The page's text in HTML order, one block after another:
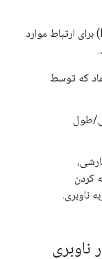
از کیت توسعه نرم‌افزار ناوبری (Navigation SDK) برای ارتباط موارد
که توسط
طول
کردن
ناوبری.
ناوبری